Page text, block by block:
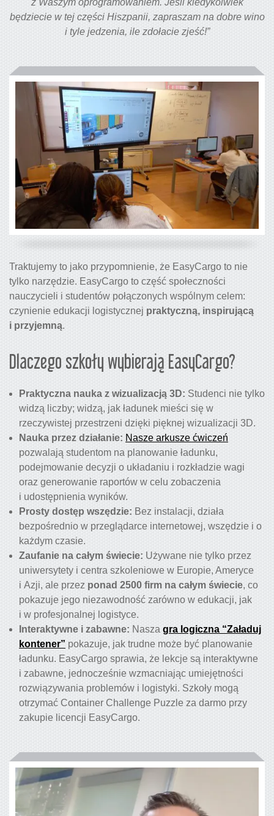
będziecie w tej części Hiszpanii, zapraszam na dobre wino
i tyle jedzenia, ile zdołacie zjeść!”
Traktujemy to jako przypomnienie, że EasyCargo to nie
tylko narzędzie. EasyCargo to część społeczności
nauczycieli i studentów połączonych wspólnym celem:
czynienie edukacji logistycznej praktyczną, inspirującą
i przyjemną.
Dlaczego szkoły wybierają EasyCargo?
Praktyczna nauka z wizualizacją 3D: Studenci nie tylko
widzą liczby; widzą, jak ładunek mieści się w
rzeczywistej przestrzeni dzięki pięknej wizualizacji 3D.
Nauka przez działanie: Nasze arkusze ćwiczeń
pozwalają studentom na planowanie ładunku,
podejmowanie decyzji o układaniu i rozkładzie wagi
oraz generowanie raportów w celu zobaczenia
i udostępnienia wyników.
Prosty dostęp wszędzie: Bez instalacji, działa
bezpośrednio w przeglądarce internetowej, wszędzie i o
każdym czasie.
Zaufanie na całym świecie: Używane nie tylko przez
uniwersytety i centra szkoleniowe w Europie, Ameryce
i Azji, ale przez ponad 2500 firm na całym świecie, co
pokazuje jego niezawodność zarówno w edukacji, jak
i w profesjonalnej logistyce.
Interaktywne i zabawne: Nasza gra logiczna “Załaduj
kontener” pokazuje, jak trudne może być planowanie
ładunku. EasyCargo sprawia, że lekcje są interaktywne
i zabawne, jednocześnie wzmacniając umiejętności
rozwiązywania problemów i logistyki. Szkoły mogą
otrzymać Container Challenge Puzzle za darmo przy
zakupie licencji EasyCargo.